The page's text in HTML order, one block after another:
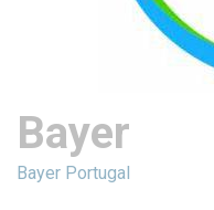
Bayer
Bayer Portugal